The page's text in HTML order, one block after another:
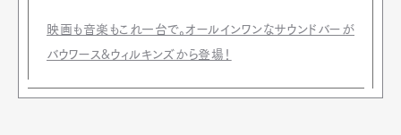
映画も音楽もこれ一台で。オールインワンなサウンドバーが
バウワース&ウィルキンズから登場！